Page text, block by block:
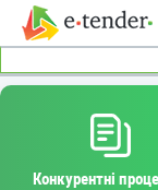
Конкурентні